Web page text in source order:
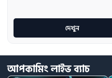
দেখুন
আপকামিংলাইভব্যাচ